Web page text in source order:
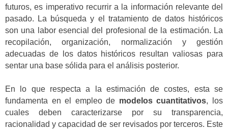
futuros, es imperativo recurrir a la información relevante del
pasado. La búsqueda y el tratamiento de datos históricos
son una labor esencial del profesional de la estimación. La
recopilación, organización, normalización y gestión
adecuadas de los datos históricos resultan valiosas para
sentar una base sólida para el análisis posterior.
En lo que respecta a la estimación de costes, esta se
fundamenta en el empleo de modelos cuantitativos, los
cuales deben caracterizarse por su transparencia,
racionalidad y capacidad de ser revisados por terceros. Este